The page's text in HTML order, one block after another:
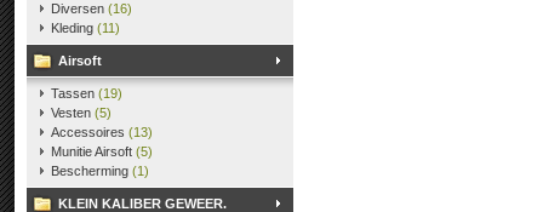
Diversen (16)
Kleding (11)
Airsoft
Tassen (19)
Vesten (5)
Accessoires (13)
Munitie Airsoft (5)
Bescherming (1)
KLEIN KALIBER GEWEER.